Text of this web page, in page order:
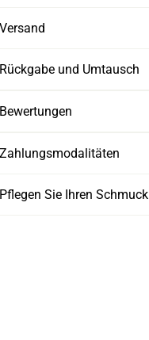
Versand
Rückgabe und Umtausch
Bewertungen
Zahlungsmodalitäten
Pflegen Sie Ihren Schmuck